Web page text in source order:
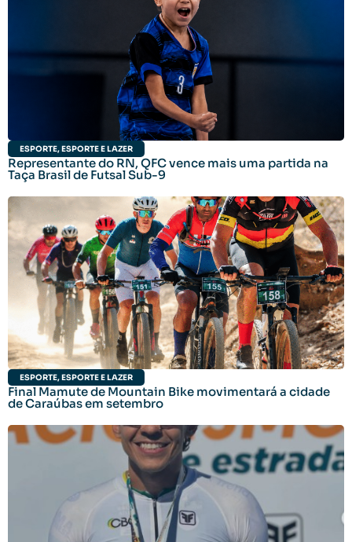
ESPORTE,ESPORTE E LAZER
Representante do RN, QFC vence mais uma partida na
Taça Brasil de Futsal Sub-9
ESPORTE,ESPORTE E LAZER
Final Mamute de Mountain Bike movimentará a cidade
de Caraúbas em setembro